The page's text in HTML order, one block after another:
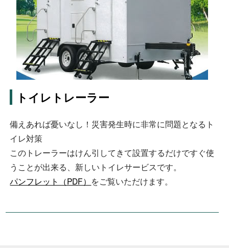
トイレトレーラー
備えあれば憂いなし！災害発生時に非常に問題となるト
イレ対策
このトレーラーはけん引してきて設置するだけですぐ使
うことが出来る、新しいトイレサービスです。
パンフレット（PDF） をご覧いただけます。